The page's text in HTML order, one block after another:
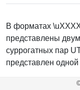
В форматах
представлены
суррогатных пар
представлен одной